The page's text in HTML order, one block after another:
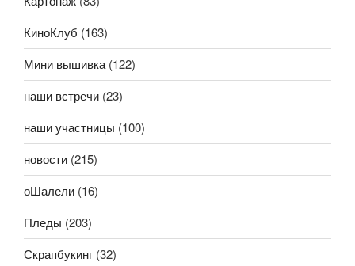
КиноКлуб (163)
Мини вышивка (122)
наши встречи (23)
наши участницы (100)
новости (215)
оШалели (16)
Пледы (203)
Скрапбукинг (32)